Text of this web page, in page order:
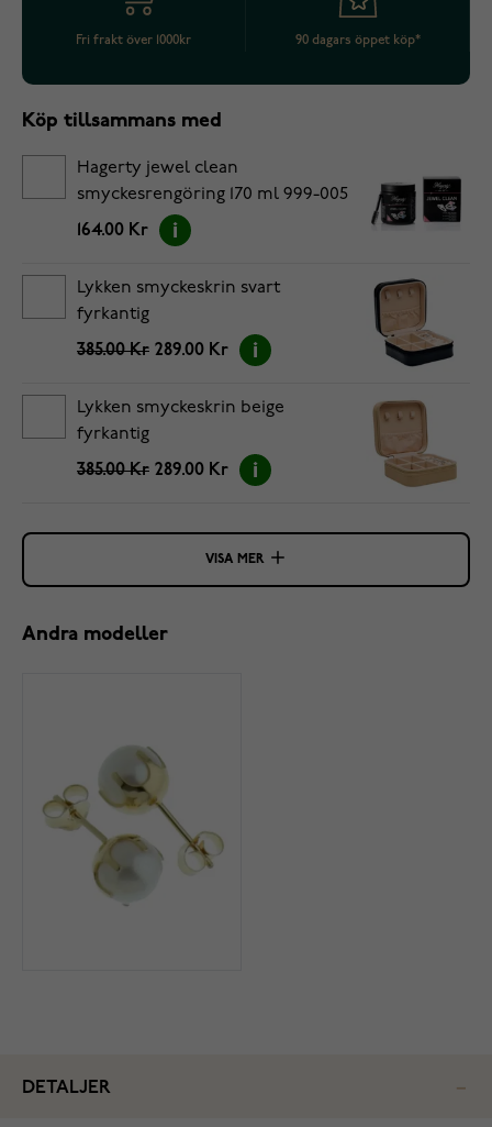
Fri frakt över 1000kr 90 dagars öppet köp*
Köp tillsammans med
Hagerty jewel clean
smyckesrengöring 170 ml 999-005
164.00 Kr
Lykken smyckeskrin svart
fyrkantig
385.00 Kr 289.00 Kr
Lykken smyckeskrin beige
fyrkantig
385.00 Kr 289.00 Kr
VISA MER
Andra modeller
DETALJER